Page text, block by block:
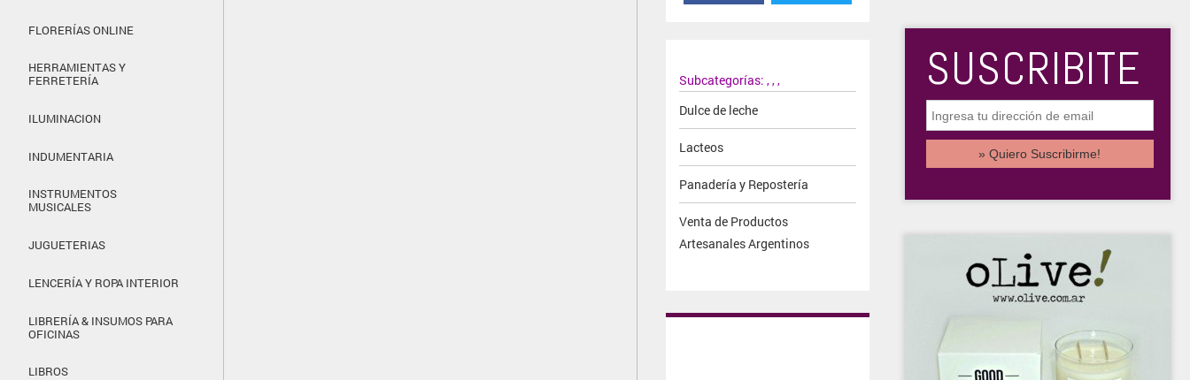
FLORERÍAS ONLINE
HERRAMIENTAS Y
FERRETERÍA
ILUMINACION
INDUMENTARIA
INSTRUMENTOS
MUSICALES
JUGUETERIAS
LENCERÍA Y ROPA INTERIOR
LIBRERÍA & INSUMOS PARA
OFICINAS
LIBROS
Subcategorías:
Dulce de leche
,
Lacteos
,
Panadería y Repostería
,
Venta de Productos
Artesanales Argentinos
SUSCRIBITE